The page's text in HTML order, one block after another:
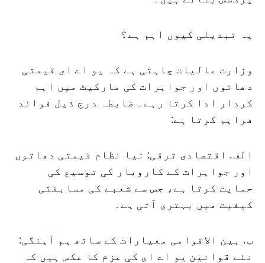
یہ تبدیلی کیوں اہم ہے؟
وزارت مالیات چاہتی ہے کہ یو اے ای قیمتی
دھاتوں اور جواہرات کی مارکیٹ میں اہم
کردار ادا کرتا رہے۔ ضابطہ درج ذیل فوائد
فراہم کرتا ہے:
الف. اقتصادی ترقی: نیا نظام قیمتی دھاتوں
اور جواہرات کے کاروبار کی توسیع کی
حمایت کرتا ہے، جس سے شعبے کی مسابقتی
کیفیت میں بہتری آتی ہے۔
ب. بین الاقوامی معیارات کے ساتھ ہم آہنگی:
نئے قوانین یو اے ای کی عزم کا عکس ہیں کہ